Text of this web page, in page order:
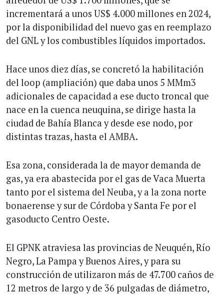
incrementará a unos US$ 4.000 millones en 2024,
por la disponibilidad del nuevo gas en reemplazo
del GNL y los combustibles líquidos importados.
Hace unos diez días, se concretó la habilitación
del loop (ampliación) que daba unos 5 MMm3
adicionales de capacidad a ese ducto troncal que
nace en la cuenca neuquina, se dirige hasta la
ciudad de Bahía Blanca y desde ese nodo, por
distintas trazas, hasta el AMBA.
Esa zona, considerada la de mayor demanda de
gas, ya era abastecida por el gas de Vaca Muerta
tanto por el sistema del Neuba, y a la zona norte
bonaerense y sur de Córdoba y Santa Fe por el
gasoducto Centro Oeste.
El GPNK atraviesa las provincias de Neuquén, Río
Negro, La Pampa y Buenos Aires, y para su
construcción de utilizaron más de 47.700 caños de
12 metros de largo y de 36 pulgadas de diámetro,